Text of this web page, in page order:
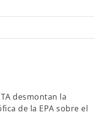
desmontan la
de la EPA sobre el